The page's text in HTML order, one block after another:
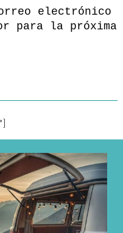
electrónico
para la próxima